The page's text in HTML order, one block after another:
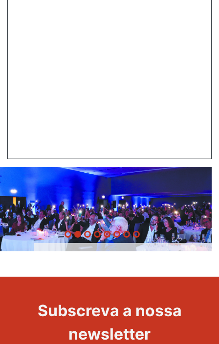
Evento
Maravilhas
Subscreva a nossa
newsletter